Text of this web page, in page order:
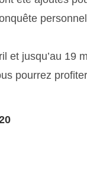
et jusqu’au 19
pourrez